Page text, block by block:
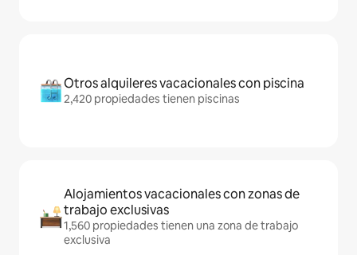
Otros alquileres vacacionales con piscina
2,420 propiedades tienen piscinas
Alojamientos vacacionales con zonas de
trabajo exclusivas
1,560 propiedades tienen una zona de trabajo
exclusiva